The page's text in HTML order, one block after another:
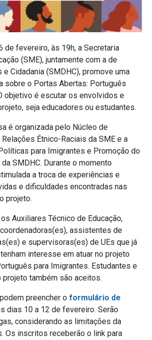
de fevereiro, às 19h, a Secretaria
(SME), juntamente com a de
e Cidadania (SMDHC), promove uma
sobre o Portas Abertas: Português
objetivo é escutar os envolvidos e
seja educadores ou estudantes.
é organizada pelo Núcleo de
Relações Étnico-Raciais da SME e a
para Imigrantes e Promoção do
SMDHC. Durante o momento
a troca de experiências e
e dificuldades encontradas nas
projeto.
Auxiliares Técnico de Educação,
assistentes de
e supervisoras(es) de UEs que já
interesse em atuar no projeto
para Imigrantes. Estudantes e
também são aceitos.
preencher o formulário de
dias 10 a 12 de fevereiro. Serão
considerando as limitações da
Os inscritos receberão o link para